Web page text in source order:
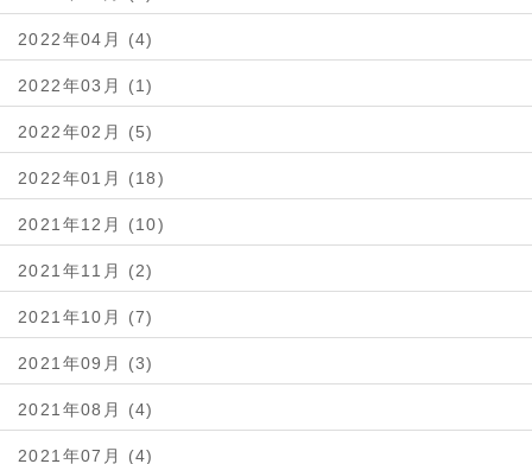
2022年04月 (4)
2022年03月 (1)
2022年02月 (5)
2022年01月 (18)
2021年12月 (10)
2021年11月 (2)
2021年10月 (7)
2021年09月 (3)
2021年08月 (4)
2021年07月 (4)